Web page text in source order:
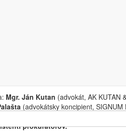
Mgr. Ján Kutan (advokát, AK KUTAN
(advokátsky koncipient, SIGNUM
vyšší súdni
prokurátorov.